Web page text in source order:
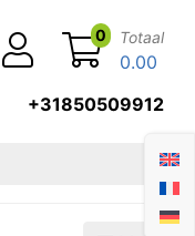
+31850509912
0 Totaal
0.00